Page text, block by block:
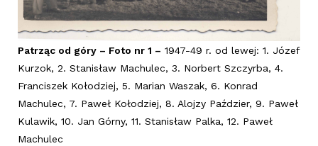
Patrząc od góry – Foto nr 1 – 1947-49 r. od lewej: 1. Józef
Kurzok, 2. Stanisław Machulec, 3. Norbert Szczyrba, 4.
Franciszek Kołodziej, 5. Marian Waszak, 6. Konrad
Machulec, 7. Paweł Kołodziej, 8. Alojzy Paździer, 9. Paweł
Kulawik, 10. Jan Górny, 11. Stanisław Palka, 12. Paweł
Machulec